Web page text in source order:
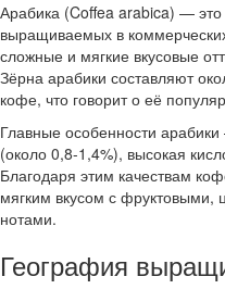
Арабика (Coffea arabica) —
выращиваемых в
сложные и мягкие вкусовые
Зёрна арабики составляют
кофе, что говорит о её
Главные особенности
(около 0,8-1,4%), высокая
Благодаря этим качествам
мягким вкусом с
нотами.
География